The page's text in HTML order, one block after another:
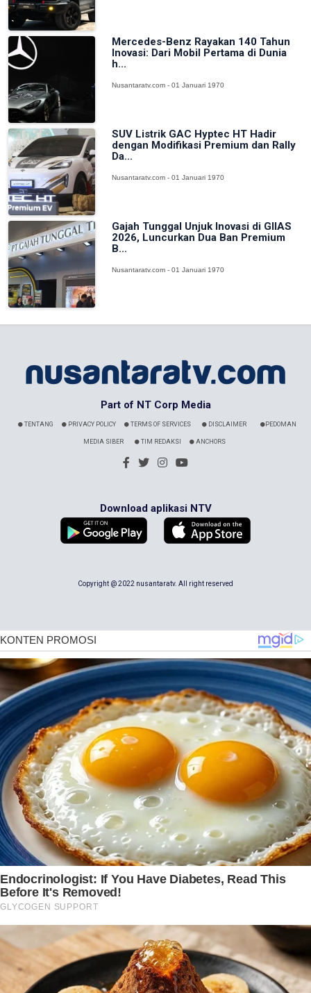
Mercedes-Benz Rayakan 140 Tahun
Inovasi: Dari Mobil Pertama di Dunia
h...
Nusantaratv.com - 01 Januari 1970
SUV Listrik GAC Hyptec HT Hadir
dengan Modifikasi Premium dan Rally
Da...
Nusantaratv.com - 01 Januari 1970
Gajah Tunggal Unjuk Inovasi di GIIAS
2026, Luncurkan Dua Ban Premium
B...
Nusantaratv.com - 01 Januari 1970
Part of NT Corp Media
TENTANG PRIVACY POLICY TERMS OF SERVICES DISCLAIMER PEDOMAN
MEDIA SIBER TIM REDAKSI ANCHORS
Download aplikasi NTV
Copyright @ 2022 nusantaratv. All right reserved